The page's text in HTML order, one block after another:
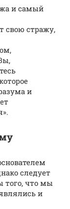
и самый
свою стражу,
и
следует
того, что мы
и